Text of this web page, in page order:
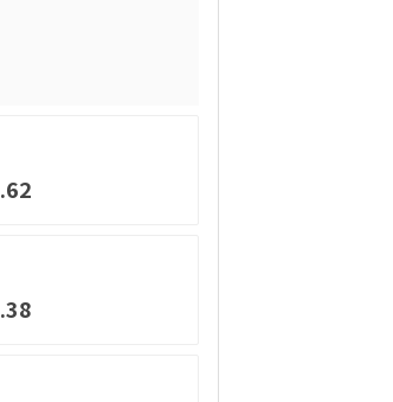
つなげる設計が、他
自然にステップア
る楽しさ」を感じら
トです。また、運営
う実績を残していま
変わらない質の授